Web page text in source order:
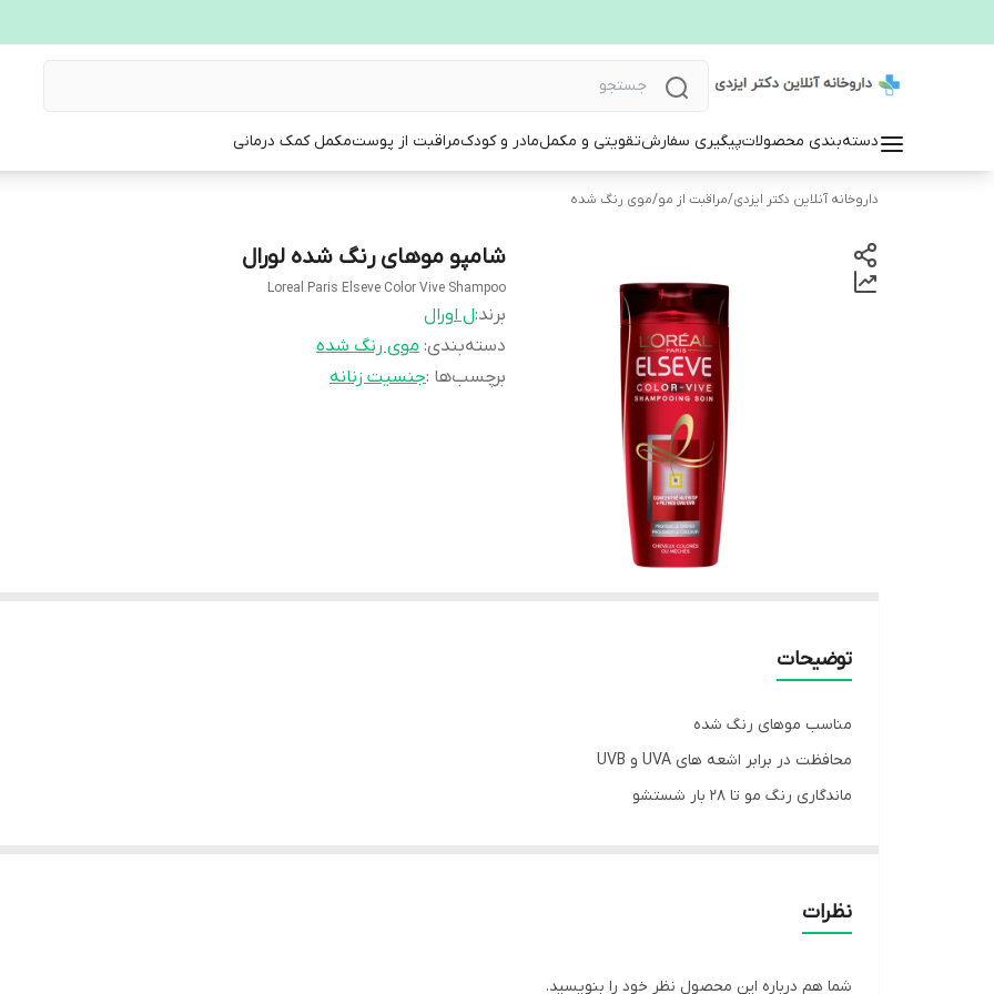
دسته‌بندی محصولاتپیگیری سفارشتقویتی و مکملمادر و کودکمراقبت از پوستمکمل کمک درمانی
داروخانه آنلاین دکتر ایزدی/مراقبت از مو/موی رنگ شده
شامپو موهای رنگ شده لورال
Loreal Paris Elseve Color Vive Shampoo
برند:ل اورال
دسته‌بندی: موی رنگ شده
برچسب‌ها :جنسیت زنانه
توضیحات
مناسب موهای رنگ شده
محافظت در برابر اشعه های UVA و UVB
ماندگاری رنگ مو تا 28 بار شستشو
شناسند.
نظرات
شما هم درباره این محصول نظر خود را بنویسید.